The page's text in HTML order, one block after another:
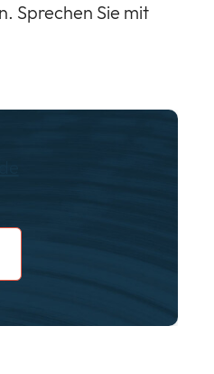
Sprechen Sie mit